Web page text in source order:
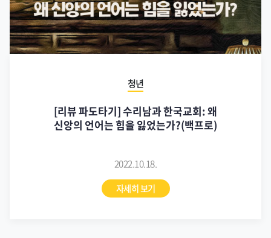
청년
[리뷰 파도타기] 수리남과 한국교회: 왜
신앙의 언어는 힘을 잃었는가?(백프로)
2022.10.18.
자세히 보기